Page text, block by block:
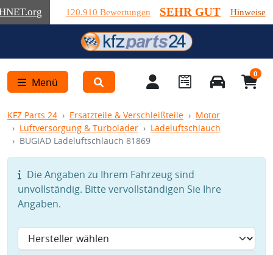
.org 120.910 Bewertungen SEHR GUT Hinweise
Menü
0
KFZ Parts 24 Ersatzteile & Verschleißteile
Motor
Luftversorgung & Turbolader
Ladeluftschlauch
BUGIAD Ladeluftschlauch 81869
Die Angaben zu Ihrem Fahrzeug sind
unvollständig. Bitte vervollständigen Sie Ihre
Angaben.